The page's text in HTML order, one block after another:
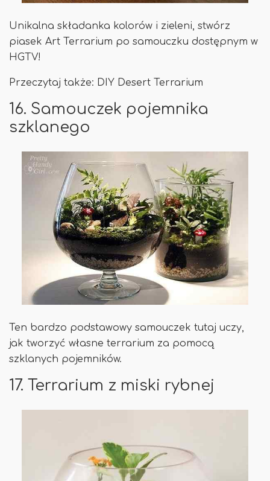
Unikalna składanka kolorów i zieleni, stwórz
piasek Art Terrarium po samouczku dostępnym w
HGTV!
Przeczytaj także: DIY Desert Terrarium
16. Samouczek pojemnika
szklanego
Ten bardzo podstawowy samouczek tutaj uczy,
jak tworzyć własne terrarium za pomocą
szklanych pojemników.
17. Terrarium z miski rybnej